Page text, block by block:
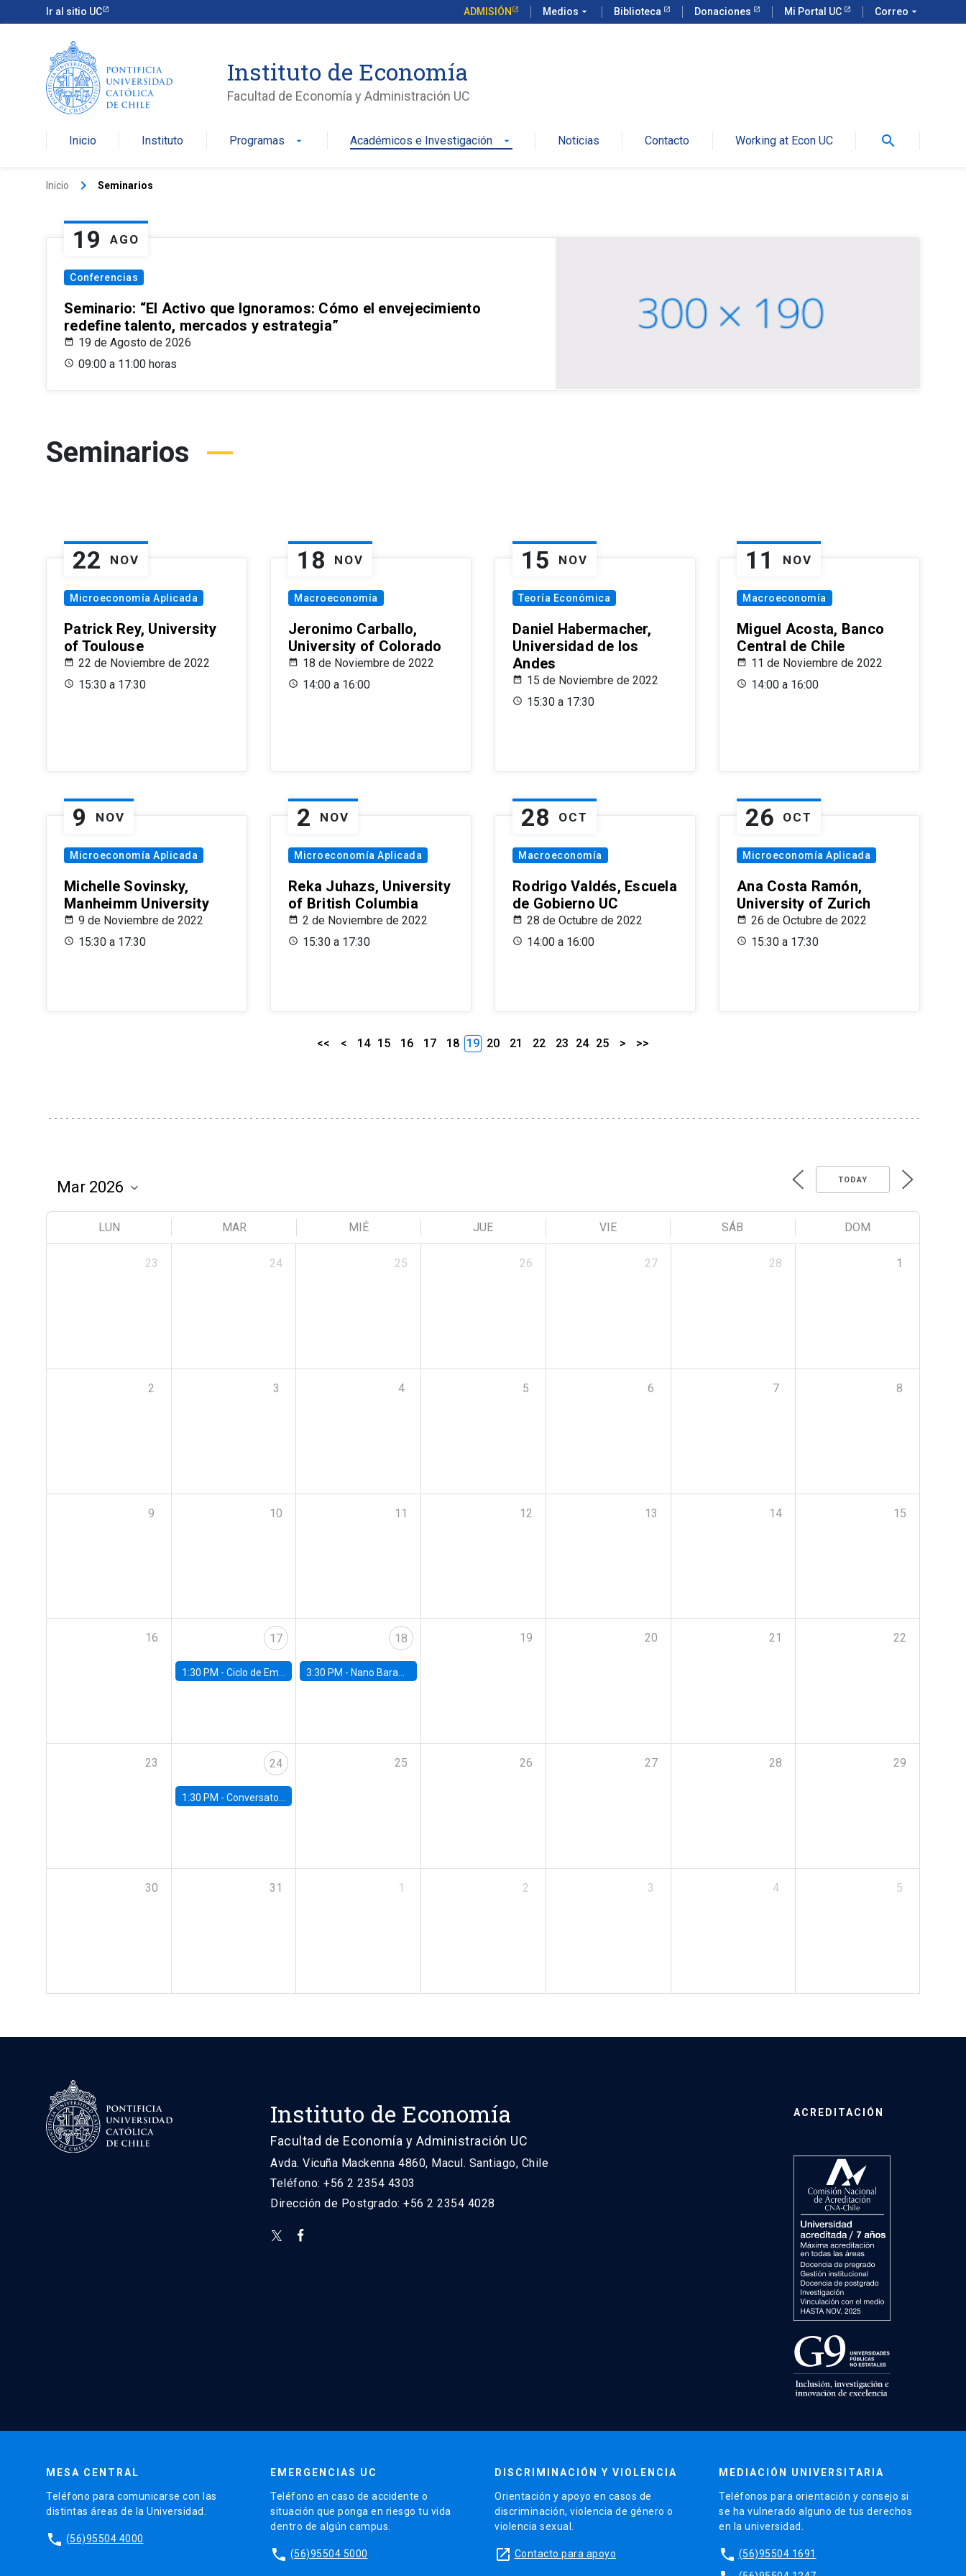
Ir al sitio UC ADMISIÓN Medios arrow_drop_down Biblioteca Donaciones Mi Portal UC Correo arrow_drop_down
Instituto de Economía
Facultad de Economía y Administración UC
Inicio Instituto Programas arrow_drop_down Académicos e Investigación arrow_drop_down Noticias Contacto Working at Econ UC search
Inicio keyboard_arrow_right Seminarios
19 AGO
Conferencias
Seminario: “El Activo que Ignoramos: Cómo el envejecimiento
redefine talento, mercados y estrategia”
19 de Agosto de 2026
09:00 a 11:00 horas
Seminarios
22 NOV
Microeconomía Aplicada
Patrick Rey, University
of Toulouse
22 de Noviembre de 2022
15:30 a 17:30
18 NOV
Macroeconomía
Jeronimo Carballo,
University of Colorado
18 de Noviembre de 2022
14:00 a 16:00
15 NOV
Teoría Económica
Daniel Habermacher,
Universidad de los
Andes
15 de Noviembre de 2022
15:30 a 17:30
11 NOV
Macroeconomía
Miguel Acosta, Banco
Central de Chile
11 de Noviembre de 2022
14:00 a 16:00
9 NOV
Microeconomía Aplicada
Michelle Sovinsky,
Manheimm University
9 de Noviembre de 2022
15:30 a 17:30
2 NOV
Microeconomía Aplicada
Reka Juhazs, University
of British Columbia
2 de Noviembre de 2022
15:30 a 17:30
28 OCT
Macroeconomía
Rodrigo Valdés, Escuela
de Gobierno UC
28 de Octubre de 2022
14:00 a 16:00
26 OCT
Microeconomía Aplicada
Ana Costa Ramón,
University of Zurich
26 de Octubre de 2022
15:30 a 17:30
<< < 14 15 16 17 18 19 20 21 22 23 24 25 > >>
TODAY
LUN MAR MIÉ JUE VIE SÁB DOM
23 24 25 26 27 28 1
2 3 4 5 6 7 8
9 10 11 12 13 14 15
16 17
1:30 PM - Ciclo de Empleo: "Estrategias para impulsar el empleo en Chile"
18
3:30 PM - Nano Barahona, UC Berkeley
19 20 21 22
23 24
1:30 PM - Conversatorio: “Pobreza y Educación: Perspectivas y Propuestas desde la UC”
25 26 27 28 29
30 31 1 2 3 4 5
Instituto de Economía
Facultad de Economía y Administración UC
Avda. Vicuña Mackenna 4860, Macul. Santiago, Chile
Teléfono: +56 2 2354 4303
Dirección de Postgrado: +56 2 2354 4028
ACREDITACIÓN
MESA CENTRAL
Teléfono para comunicarse con las
distintas áreas de la Universidad.
phone (56)95504 4000
EMERGENCIAS UC
Teléfono en caso de accidente o
situación que ponga en riesgo tu vida
dentro de algún campus.
phone (56)95504 5000
DISCRIMINACIÓN Y VIOLENCIA
Orientación y apoyo en casos de
discriminación, violencia de género o
violencia sexual.
launch Contacto para apoyo
MEDIACIÓN UNIVERSITARIA
Teléfonos para orientación y consejo si
se ha vulnerado alguno de tus derechos
en la universidad.
phone (56)95504 1691